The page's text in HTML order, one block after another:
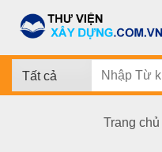
đến
dung
Tìm
Trang chủ